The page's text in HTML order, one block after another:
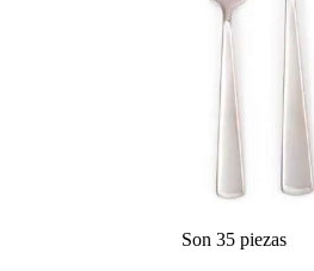
Son 35 piezas